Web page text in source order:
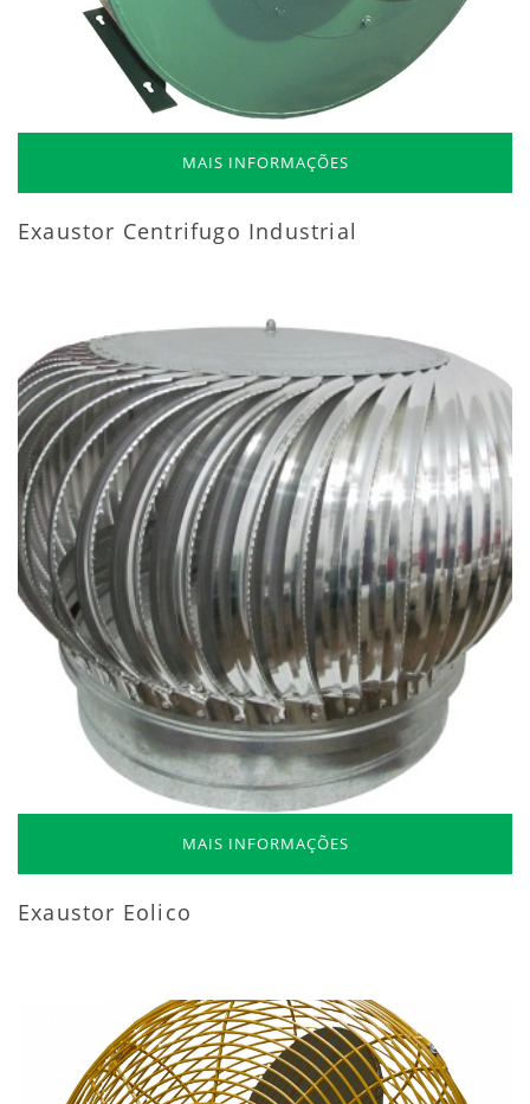
MAIS INFORMAÇÕES
Exaustor Centrifugo Industrial
MAIS INFORMAÇÕES
Exaustor Eolico